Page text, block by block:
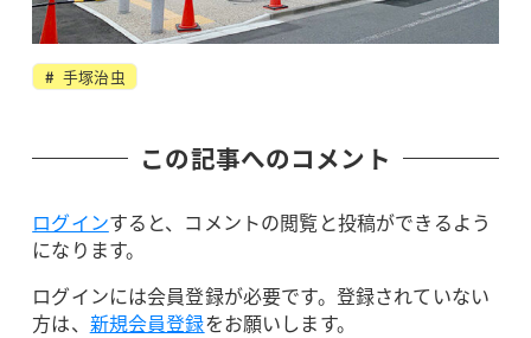
手塚治虫
この記事へのコメント
ログインすると、コメントの閲覧と投稿ができるよう
になります。
ログインには会員登録が必要です。登録されていない
方は、 新規会員登録をお願いします。